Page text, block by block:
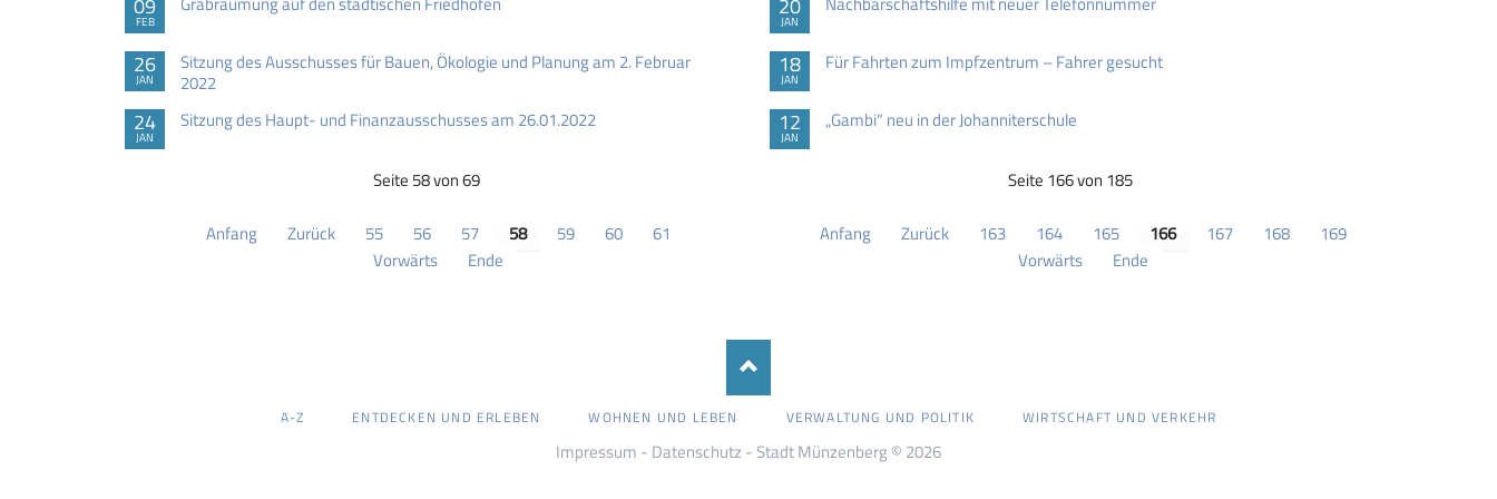
FEB
26
JAN
Sitzung des Ausschusses für Bauen, Ökologie und Planung am 2. Februar
2022
24
JAN
Sitzung des Haupt- und Finanzausschusses am 26.01.2022
Seite 58 von 69
Anfang Zurück 55 56 57 58 59 60
61
Vorwärts
Ende
JAN
18
JAN
Für Fahrten zum Impfzentrum – Fahrer gesucht
12
JAN
„Gambi“ neu in der Johanniterschule
Seite 166 von 185
Anfang Zurück 163 164 165 166 167 168
169
Vorwärts
Ende
ÜBERSPRINGEN
A-Z ENTDECKEN UND ERLEBEN WOHNEN UND LEBEN VERWALTUNG UND POLITIK WIRTSCHAFT UND VERKEHR
Impressum - Datenschutz - Stadt Münzenberg © 2026